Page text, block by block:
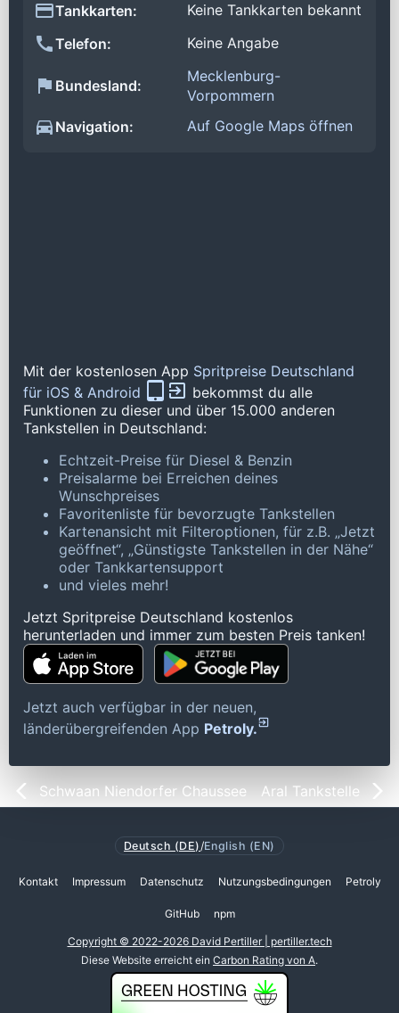
Tankkarten:
Keine Tankkarten bekannt
Telefon:
Keine Angabe
Bundesland:
Mecklenburg-
Vorpommern
Navigation:
Auf Google Maps öffnen
Mit der kostenlosen App Spritpreise Deutschland
für iOS & Android
bekommst du alle
Funktionen zu dieser und über 15.000 anderen
Tankstellen in Deutschland:
Echtzeit-Preise für Diesel & Benzin
Preisalarme bei Erreichen deines
Wunschpreises
Favoritenliste für bevorzugte Tankstellen
Kartenansicht mit Filteroptionen, für z.B. „Jetzt
geöffnet“, „Günstigste Tankstellen in der Nähe“
oder Tankkartensupport
und vieles mehr!
Jetzt Spritpreise Deutschland kostenlos
herunterladen und immer zum besten Preis tanken!
Jetzt auch verfügbar in der neuen,
länderübergreifenden App Petroly.
Schwaan Niendorfer Chaussee Aral Tankstelle
Deutsch (DE) /English (EN)
Kontakt Impressum Datenschutz Nutzungsbedingungen Petroly
GitHub npm
Copyright © 2022-2026 David Pertiller | pertiller.tech
Diese Website erreicht ein Carbon Rating von A.